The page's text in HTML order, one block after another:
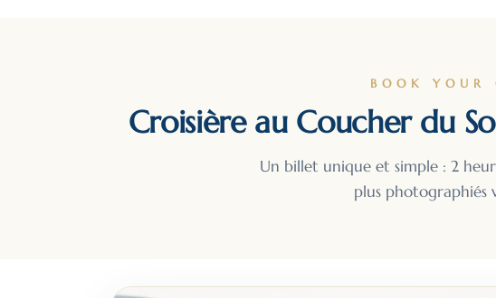
BOOK YOUR
Croisière au Coucher du
Un billet unique et simple : 2
plus photographiés